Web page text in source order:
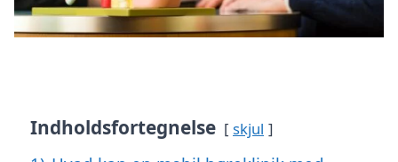
Indholdsfortegnelse skjul